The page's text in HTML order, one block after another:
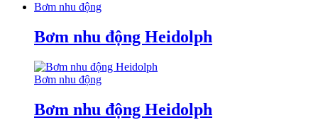
Bơm nhu động
Bơm nhu động Heidolph
Bơm nhu động
Bơm nhu động Heidolph